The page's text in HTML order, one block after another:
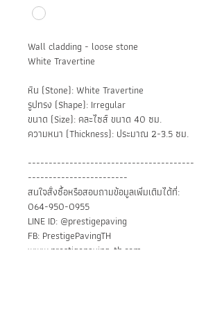
Wall cladding - loose stone
White Travertine
หิน (Stone): White Travertine
รูปทรง (Shape): Irregular
ขนาด (Size): คละไซส์ ขนาด 40 ซม.
ความหนา (Thickness): ประมาณ 2-3.5 ซม.
----------------------------------------
------------------------
สนใจสั่งซื้อหรือสอบถามข้อมูลเพิ่มเติมได้ที่:
064-950-0955
LINE ID: @prestigepaving
FB: PrestigePavingTH
www.prestigepaving-th.com